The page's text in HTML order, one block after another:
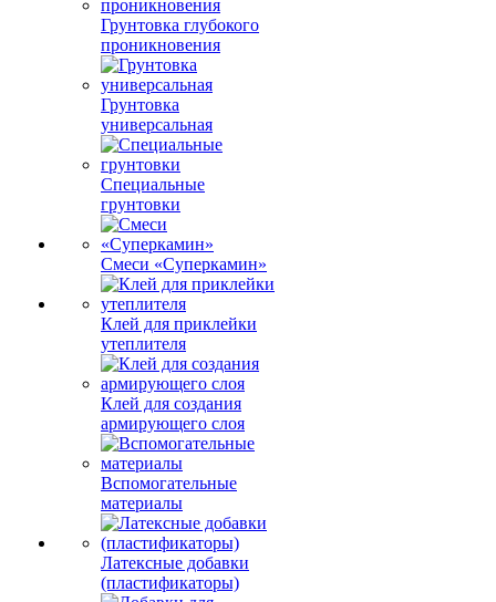
Грунтовка глубокого
проникновения
Грунтовка
универсальная
Специальные
грунтовки
Смеси «Суперкамин»
Клей для приклейки
утеплителя
Клей для создания
армирующего слоя
Вспомогательные
материалы
Латексные добавки
(пластификаторы)